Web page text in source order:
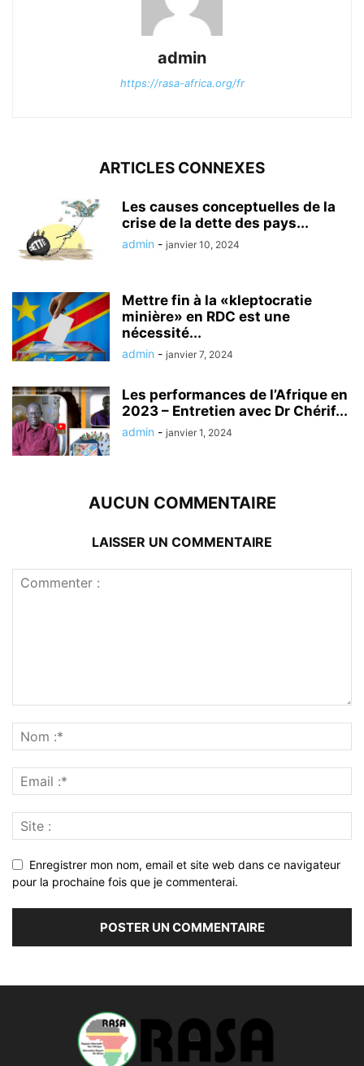
admin
https://rasa-africa.org/fr
ARTICLES CONNEXES
Les causes conceptuelles de la
crise de la dette des pays...
admin - janvier 10, 2024
Mettre fin à la «kleptocratie
minière» en RDC est une
nécessité...
admin - janvier 7, 2024
Les performances de l’Afrique en
2023 – Entretien avec Dr Chérif...
admin - janvier 1, 2024
AUCUN COMMENTAIRE
LAISSER UN COMMENTAIRE
Enregistrer mon nom, email et site web dans ce navigateur
pour la prochaine fois que je commenterai.